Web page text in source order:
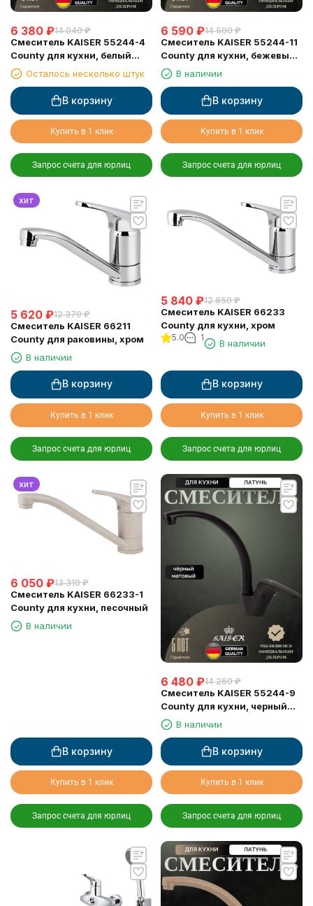
6 380 ₽14 040 ₽
Смеситель KAISER 55244-4
County для кухни, белый
матовый
Осталось несколько штук
В корзину
Купить в 1 клик
Запрос счета для юрлиц
6 590 ₽14 500 ₽
Смеситель KAISER 55244-11
County для кухни, бежевый
мраморВ наличии
В корзину
Купить в 1 клик
Запрос счета для юрлиц
хит
5 620 ₽12 370 ₽
Смеситель KAISER 66211
County для раковины, хром
В наличии
В корзину
Купить в 1 клик
Запрос счета для юрлиц
5 840 ₽12 850 ₽
Смеситель KAISER 66233
County для кухни, хром
5.0 1
В наличии
В корзину
Купить в 1 клик
Запрос счета для юрлиц
хит
6 050 ₽13 310 ₽
Смеситель KAISER 66233-1
County для кухни, песочный
В наличии
В корзину
Купить в 1 клик
Запрос счета для юрлиц
6 480 ₽14 260 ₽
Смеситель KAISER 55244-9
County для кухни, черный
матовый
В наличии
В корзину
Купить в 1 клик
Запрос счета для юрлиц